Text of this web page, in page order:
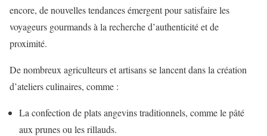
encore, de nouvelles tendances émergent pour satisfaire les
voyageurs gourmands à la recherche d’authenticité et de
proximité.
De nombreux agriculteurs et artisans se lancent dans la création
d’ateliers culinaires, comme :
La confection de plats angevins traditionnels, comme le pâté
aux prunes ou les rillauds.